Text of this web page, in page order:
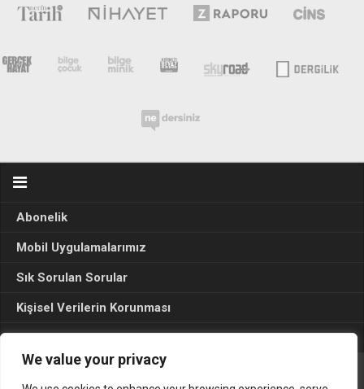
We value your privacy
Abonelik
Mobil Uygulamalarımız
Sık Sorulan Sorular
Kişisel Verilerin Korunması
Seçim Sonuçları 2024